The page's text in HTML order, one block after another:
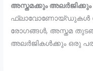
അസ്തമക്കും അലർജിക്കും
ഫ്ലാവോണോയ്ഡുകൾ
രോഗങ്ങൾ, അസ്തമ
അലർജികൾക്കും ഒരു